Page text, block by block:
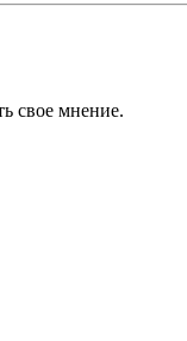
свое мнение.